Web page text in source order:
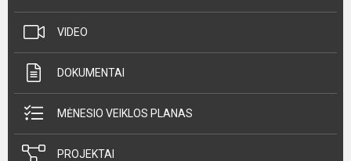
VIDEO
DOKUMENTAI
MĖNESIO VEIKLOS PLANAS
PROJEKTAI